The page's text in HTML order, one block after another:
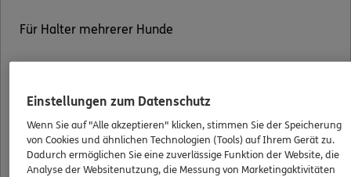
Für Halter mehrerer Hunde
Bei 2 oder mehr Hunden kann auch mehr passieren.
Wer sie versichert, wird bei ERGO belohnt: Schon ab
dem zweiten Hund erhalten Sie 25 % Nachlass auf
Ihren Beitrag. Bei jedem zusätzlichen Hund reduziert
sich der Beitrag weiter. Auch praktisch: Welpen bis 12
Einstellungen zum Datenschutz
Wenn Sie auf "Alle akzeptieren" klicken, stimmen Sie der Speicherung
von Cookies und ähnlichen Technologien (Tools) auf Ihrem Gerät zu.
Dadurch ermöglichen Sie eine zuverlässige Funktion der Website, die
Analyse der Websitenutzung, die Messung von Marketingaktivitäten